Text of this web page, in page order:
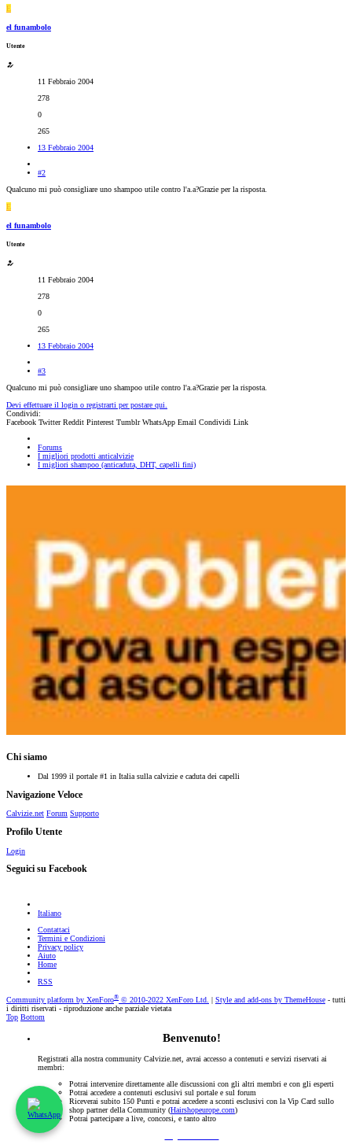
E
el funambolo
Utente
11 Febbraio 2004
278
0
265
13 Febbraio 2004
#2
Qualcuno mi può consigliare uno shampoo utile contro l'a.a?Grazie per la risposta.
E
el funambolo
Utente
11 Febbraio 2004
278
0
265
13 Febbraio 2004
#3
Qualcuno mi può consigliare uno shampoo utile contro l'a.a?Grazie per la risposta.
Devi effettuare il login o registrarti per postare qui.
Condividi:
Facebook Twitter Reddit Pinterest Tumblr WhatsApp Email Condividi Link
Forums
I migliori prodotti anticalvizie
I migliori shampoo (anticaduta, DHT, capelli fini)
Chi siamo
Dal 1999 il portale #1 in Italia sulla calvizie e caduta dei capelli
Navigazione Veloce
Calvizie.net Forum Supporto
Profilo Utente
Login
Seguici su Facebook
Italiano
Contattaci
Termini e Condizioni
Privacy policy
Aiuto
Home
RSS
Community platform by XenForo® © 2010-2022 XenForo Ltd. Style and add-ons by ThemeHouse - tutti
i diritti riservati - riproduzione anche parziale vietata
Top Bottom
Benvenuto!
Registrati alla nostra community Calvizie.net, avrai accesso a contenuti e servizi riservati ai
membri:
Potrai intervenire direttamente alle discussioni con gli altri membri e con gli esperti
Potrai accedere a contenuti esclusivi sul portale e sul forum
Riceverai subito 150 Punti e potrai accedere a sconti esclusivi con la Vip Card sullo
shop partner della Community (Hairshopeurope.com)
Potrai partecipare a live, concorsi, e tanto altro